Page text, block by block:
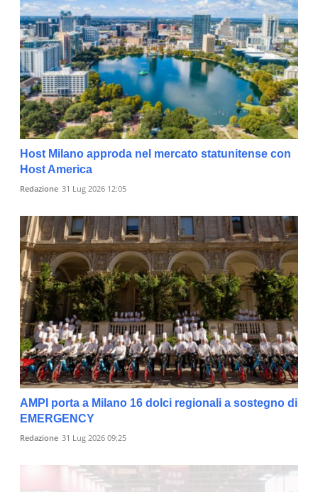
Host Milano approda nel mercato statunitense con
Host America
Redazione 31 Lug 2026 12:05
AMPI porta a Milano 16 dolci regionali a sostegno di
EMERGENCY
Redazione 31 Lug 2026 09:25